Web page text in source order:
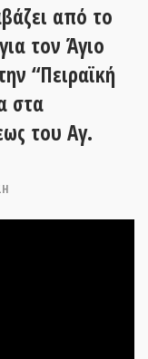
από το
τον Άγιο
“Πειραϊκή
στα
του Αγ.